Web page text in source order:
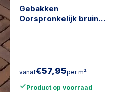
Gebakken
Oorspronkelijk bruin
vanaf€57,95per m²
Product op voorraad